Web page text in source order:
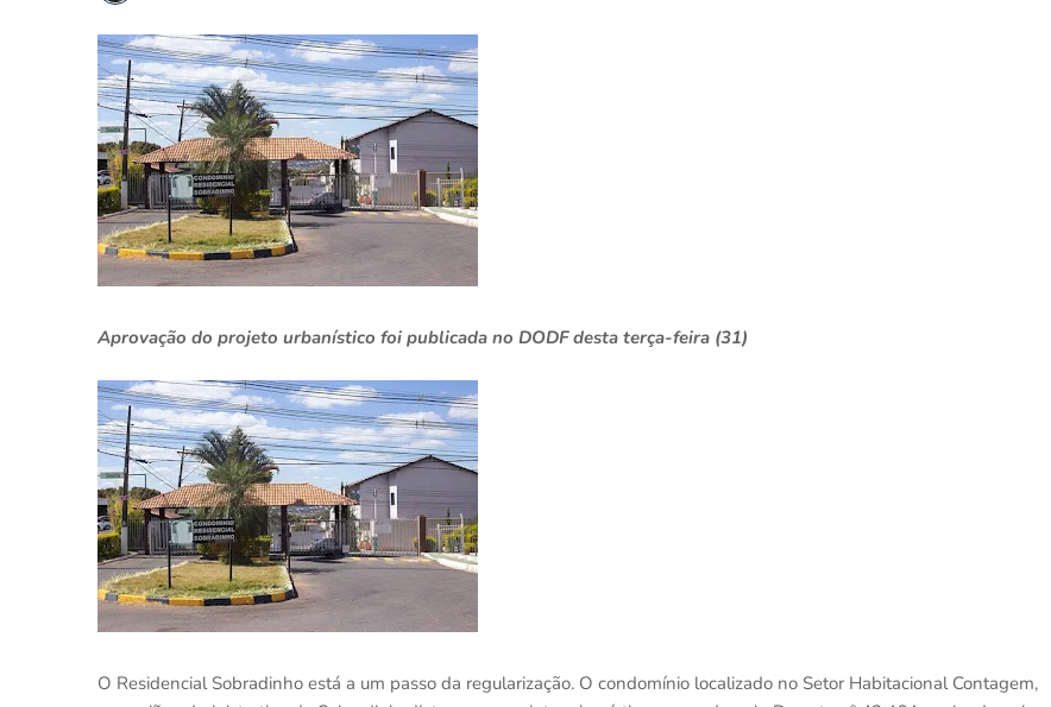
Aprovação do projeto urbanístico foi publicada no DODF desta terça-feira (31)
O Residencial Sobradinho está a um passo da regularização. O condomínio localizado no Setor Habitacional Contagem,